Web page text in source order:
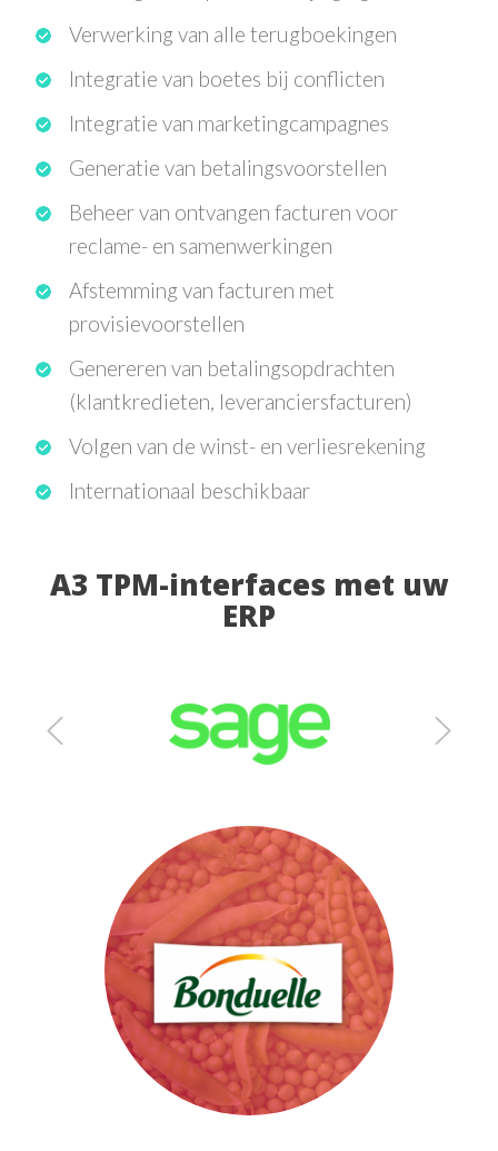
Verwerking van alle terugboekingen
Integratie van boetes bij conflicten
Integratie van marketingcampagnes
Generatie van betalingsvoorstellen
Beheer van ontvangen facturen voor
reclame- en samenwerkingen
Afstemming van facturen met
provisievoorstellen
Genereren van betalingsopdrachten
(klantkredieten, leveranciersfacturen)
Volgen van de winst- en verliesrekening
Internationaal beschikbaar
A3 TPM-interfaces met uw
ERP